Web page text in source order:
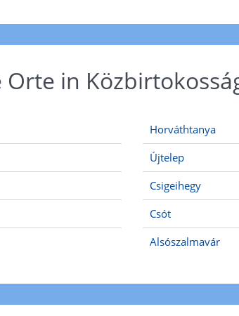
in
Horváthtanya
Újtelep
Csigeihegy
Csót
Alsószalmavár